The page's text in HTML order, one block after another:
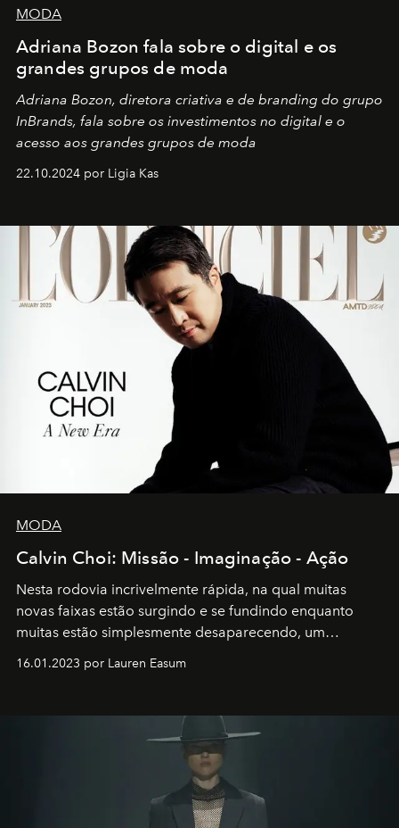
MODA
Adriana Bozon fala sobre o digital e os
grandes grupos de moda
Adriana Bozon, diretora criativa e de branding do grupo
InBrands, fala sobre os investimentos no digital e o
acesso aos grandes grupos de moda
22.10.2024 por Ligia Kas
MODA
Calvin Choi: Missão - Imaginação - Ação
Nesta rodovia incrivelmente rápida, na qual muitas
novas faixas estão surgindo e se fundindo enquanto
muitas estão simplesmente desaparecendo, um
transportador AMTD abrindo caminho para muitos
por propósitos, com um claro senso de missão na vida e
16.01.2023 por Lauren Easum